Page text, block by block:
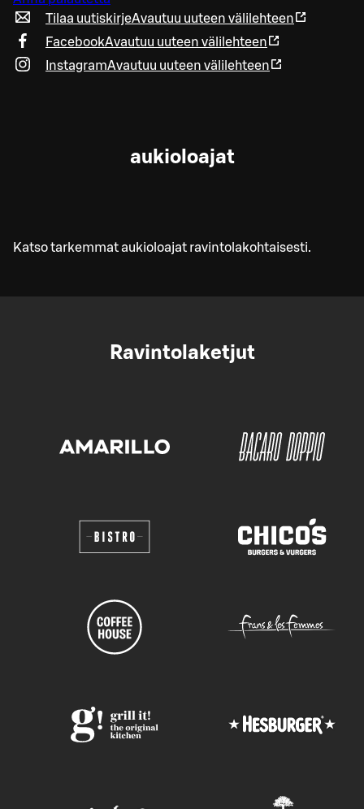
Tilaa uutiskirjeAvautuu uuteen välilehteen
FacebookAvautuu uuteen välilehteen
InstagramAvautuu uuteen välilehteen
aukioloajat
Katso tarkemmat aukioloajat ravintolakohtaisesti.
Ravintolaketjut